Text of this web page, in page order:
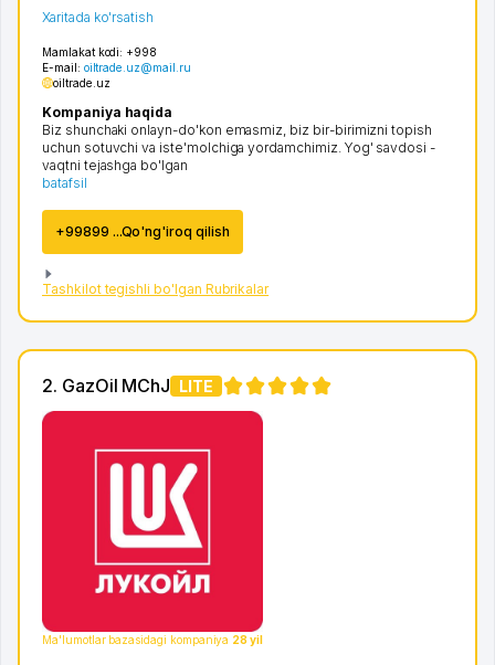
Mamlakat kodi: +998
E-mail: oiltrade.uz@mail.ru
oiltrade.uz
Kompaniya haqida
Biz shunchaki onlayn-do'kon emasmiz, biz bir-birimizni topish
uchun sotuvchi va iste'molchiga yordamchimiz. Yog' savdosi -
vaqtni tejashga bo'lgan
batafsil
+99899 ...Qo'ng'iroq qilish
Tashkilot tegishli bo'lgan Rubrikalar
Xaritada ko'rsatish
2. GazOil MChJ LITE
Ma'lumotlar bazasidagi kompaniya 28 yil